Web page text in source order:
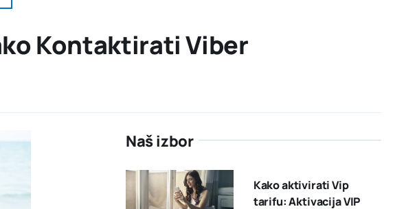
Kontaktirati Viber
Naš izbor
Kako aktivirati Vip
tarifu: Aktivacija VIP